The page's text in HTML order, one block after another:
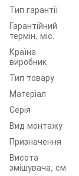
Тип гарантії
Гарантійний
термін, міс.
Країна
виробник
Тип товару
Матеріал
Серія
Вид монтажу
Призначення
Висота
змішувача, см